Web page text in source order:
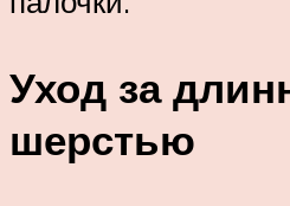
Уход за
шерстью